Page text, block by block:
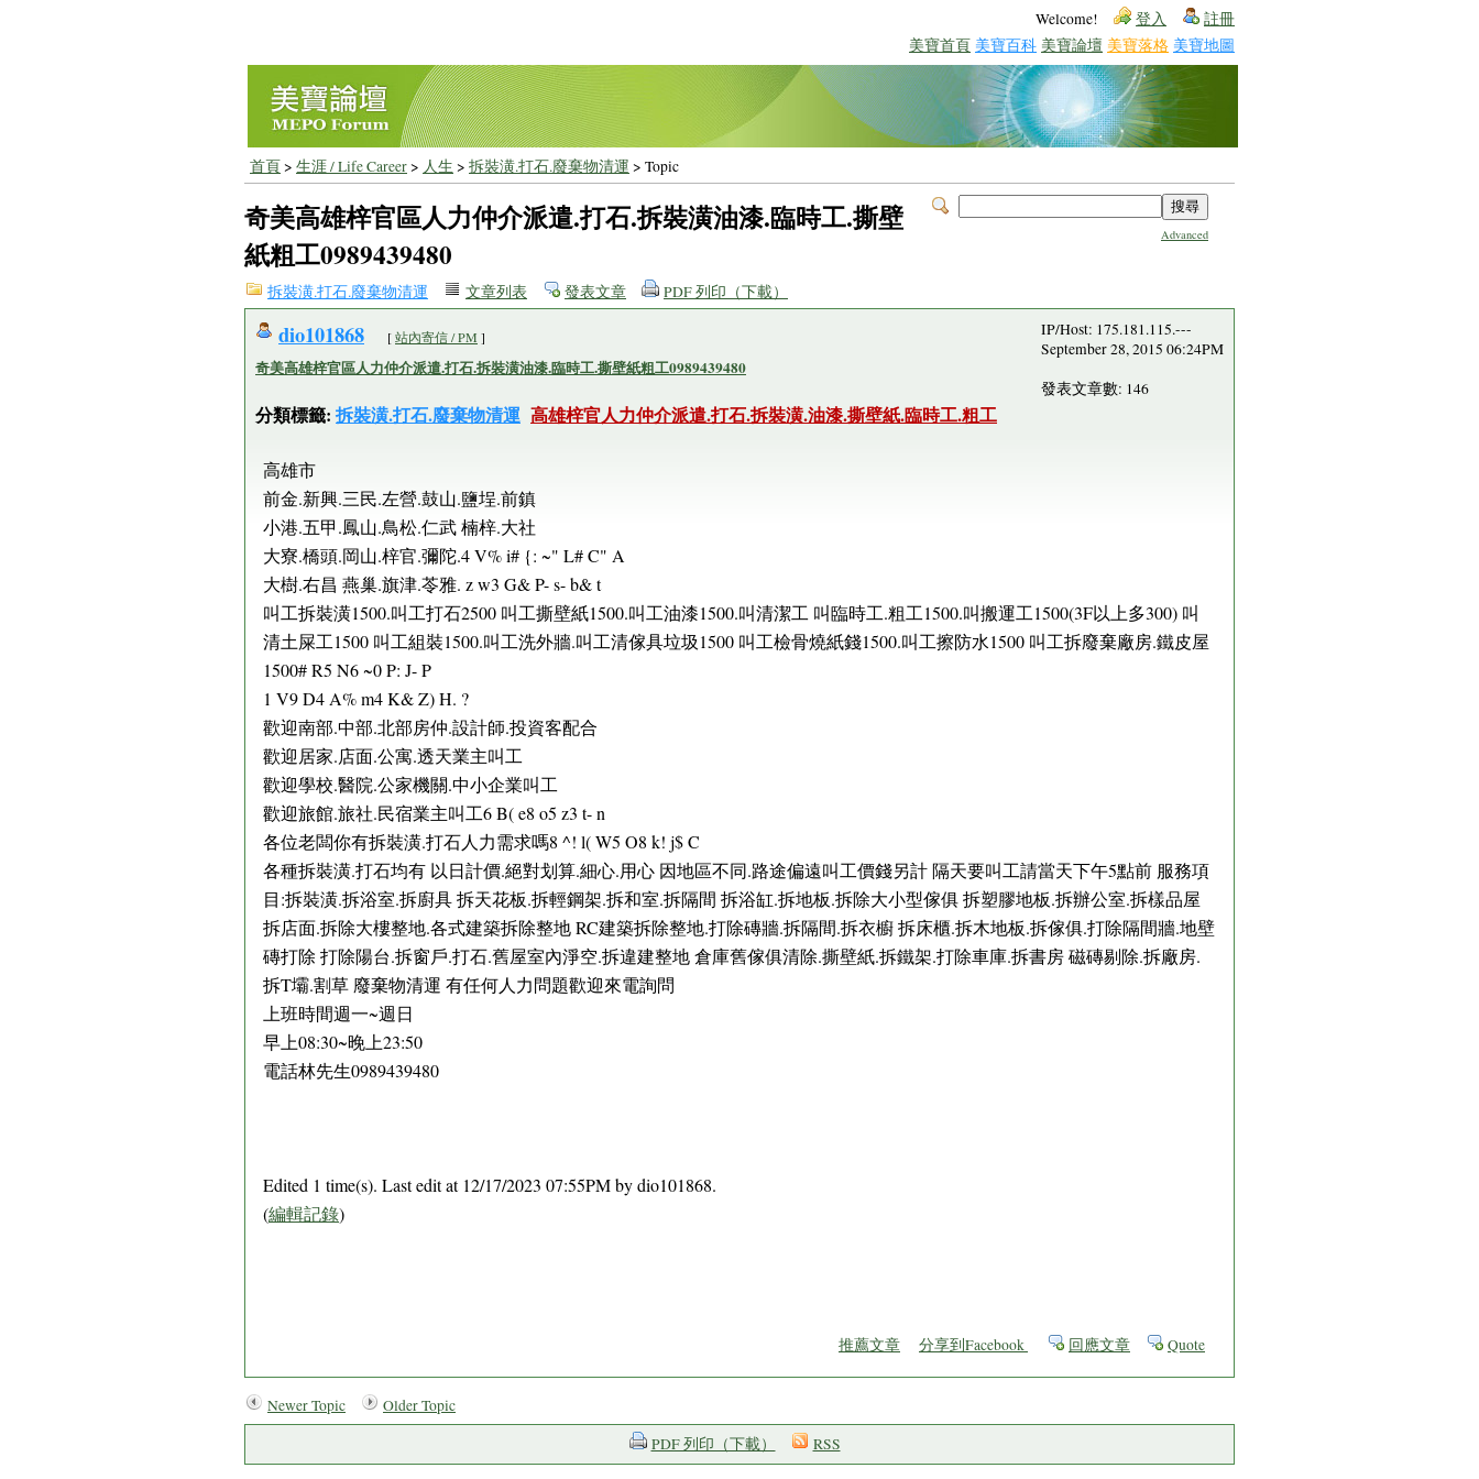
Welcome! 登入 註冊
美寶首頁 美寶百科 美寶論壇 美寶落格 美寶地圖
首頁> 生涯 / Life Career> 人生 > 拆裝潢.打石.廢棄物清運 > Topic
Advanced
奇美高雄梓官區人力仲介派遣.打石.拆裝潢油漆.臨時工.撕壁
紙粗工0989439480
拆裝潢.打石.廢棄物清運 文章列表 發表文章 PDF 列印（下載）
dio101868 [站內寄信 / PM ]
奇美高雄梓官區人力仲介派遣.打石.拆裝潢油漆.臨時工.撕壁紙粗工0989439480
分類標籤: 拆裝潢.打石.廢棄物清運 高雄梓官人力仲介派遣.打石.拆裝潢.油漆.撕壁紙.臨時工.粗工
IP/Host: 175.181.115.---
September 28, 2015 06:24PM
發表文章數: 146
高雄市
前金.新興.三民.左營.鼓山.鹽埕.前鎮
小港.五甲.鳳山.鳥松.仁武 楠梓.大社
大寮.橋頭.岡山.梓官.彌陀.4 V% i# {: ~" L# C" A
大樹.右昌 燕巢.旗津.苓雅. z w3 G& P- s- b& t
叫工拆裝潢1500.叫工打石2500 叫工撕壁紙1500.叫工油漆1500.叫清潔工 叫臨時工.粗工1500.叫搬運工1500(3F以上多300) 叫
清土屎工1500 叫工組裝1500.叫工洗外牆.叫工清傢具垃圾1500 叫工檢骨燒紙錢1500.叫工擦防水1500 叫工拆廢棄廠房.鐵皮屋
1500# R5 N6 ~0 P: J- P
1 V9 D4 A% m4 K& Z) H. ?
歡迎南部.中部.北部房仲.設計師.投資客配合
歡迎居家.店面.公寓.透天業主叫工
歡迎學校.醫院.公家機關.中小企業叫工
歡迎旅館.旅社.民宿業主叫工6 B( e8 o5 z3 t- n
各位老闆你有拆裝潢.打石人力需求嗎8 ^! l( W5 O8 k! j$ C
各種拆裝潢.打石均有 以日計價.絕對划算.細心.用心 因地區不同.路途偏遠叫工價錢另計 隔天要叫工請當天下午5點前 服務項
目:拆裝潢.拆浴室.拆廚具 拆天花板.拆輕鋼架.拆和室.拆隔間 拆浴缸.拆地板.拆除大小型傢俱 拆塑膠地板.拆辦公室.拆樣品屋
拆店面.拆除大樓整地.各式建築拆除整地 RC建築拆除整地.打除磚牆.拆隔間.拆衣櫥 拆床櫃.拆木地板.拆傢俱.打除隔間牆.地壁
磚打除 打除陽台.拆窗戶.打石.舊屋室內淨空.拆違建整地 倉庫舊傢俱清除.撕壁紙.拆鐵架.打除車庫.拆書房 磁磚剔除.拆廠房.
拆T壩.割草 廢棄物清運 有任何人力問題歡迎來電詢問
上班時間週一~週日
早上08:30~晚上23:50
電話林先生0989439480
Edited 1 time(s). Last edit at 12/17/2023 07:55PM by dio101868.
(編輯記錄)
推薦文章 分享到Facebook 回應文章 Quote
Newer Topic
Older Topic
PDF 列印（下載）
RSS